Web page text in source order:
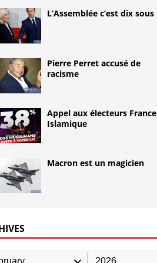
L’Assemblée c’est dix sous
Pierre Perret accusé de
racisme
Appel aux électeurs France
Islamique
Macron est un magicien